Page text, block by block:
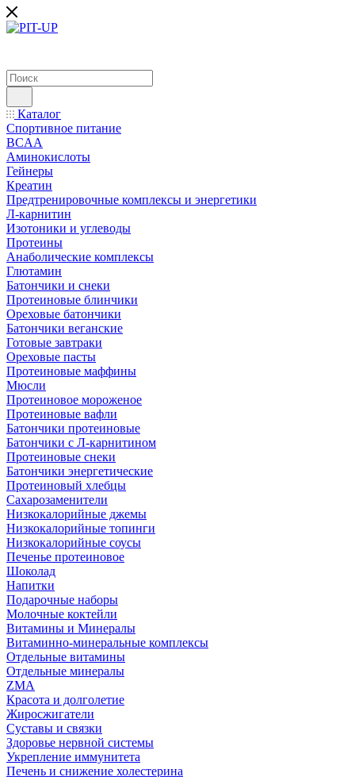
Каталог
Спортивное питание
BCAA
Аминокислоты
Гейнеры
Креатин
Предтренировочные комплексы и энергетики
Л-карнитин
Изотоники и углеводы
Протеины
Анаболические комплексы
Глютамин
Батончики и снеки
Протеиновые блинчики
Ореховые батончики
Батончики веганские
Готовые завтраки
Ореховые пасты
Протеиновые маффины
Мюсли
Протеиновое мороженое
Протеиновые вафли
Батончики протеиновые
Батончики с Л-карнитином
Протеиновые снеки
Батончики энергетические
Протеиновый хлебцы
Сахарозаменители
Низкокалорийные джемы
Низкокалорийные топинги
Низкокалорийные соусы
Печенье протеиновое
Шоколад
Напитки
Подарочные наборы
Молочные коктейли
Витамины и Минералы
Витаминно-минеральные комплексы
Отдельные витамины
Отдельные минералы
ZMA
Красота и долголетие
Жиросжигатели
Суставы и связки
Здоровье нервной системы
Укрепление иммунитета
Печень и снижение холестерина